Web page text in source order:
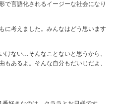
で言語化されるイージーな社会になり
に考えました。みんなはどう思います
けない…そんなことないと思うから、
もあるよ。そんな自分もだいじだよ、